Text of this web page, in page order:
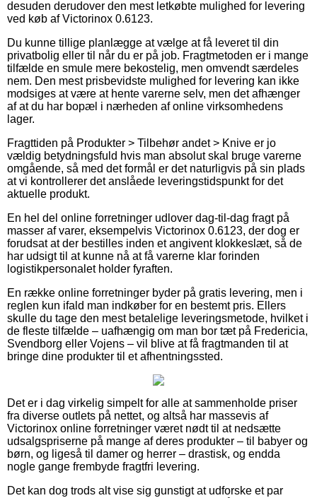
desuden derudover den mest letkøbte mulighed for levering
ved køb af Victorinox 0.6123.
Du kunne tillige planlægge at vælge at få leveret til din
privatbolig eller til når du er på job. Fragtmetoden er i mange
tilfælde en smule mere bekostelig, men omvendt særdeles
nem. Den mest prisbevidste mulighed for levering kan ikke
modsiges at være at hente varerne selv, men det afhænger
af at du har bopæl i nærheden af online virksomhedens
lager.
Fragttiden på Produkter > Tilbehør andet > Knive er jo
vældig betydningsfuld hvis man absolut skal bruge varerne
omgående, så med det formål er det naturligvis på sin plads
at vi kontrollerer det anslåede leveringstidspunkt for det
aktuelle produkt.
En hel del online forretninger udlover dag-til-dag fragt på
masser af varer, eksempelvis Victorinox 0.6123, der dog er
forudsat at der bestilles inden et angivent klokkeslæt, så de
har udsigt til at kunne nå at få varerne klar forinden
logistikpersonalet holder fyraften.
En række online forretninger byder på gratis levering, men i
reglen kun ifald man indkøber for en bestemt pris. Ellers
skulle du tage den mest betalelige leveringsmetode, hvilket i
de fleste tilfælde – uafhængig om man bor tæt på Fredericia,
Svendborg eller Vojens – vil blive at få fragtmanden til at
bringe dine produkter til et afhentningssted.
Det er i dag virkelig simpelt for alle at sammenholde priser
fra diverse outlets på nettet, og altså har massevis af
Victorinox online forretninger været nødt til at nedsætte
udsalgspriserne på mange af deres produkter – til babyer og
børn, og ligeså til damer og herrer – drastisk, og endda
nogle gange frembyde fragtfri levering.
Det kan dog trods alt vise sig gunstigt at udforske et par